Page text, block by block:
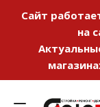
Сайт
на